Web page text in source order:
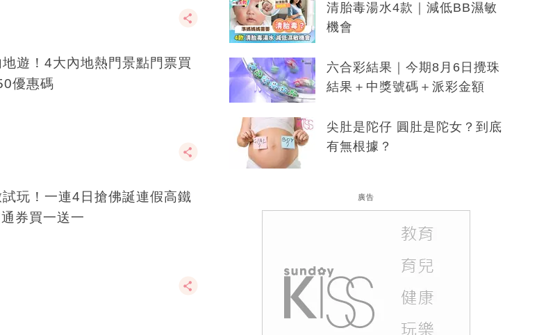
遊！4大內地熱門景點門票買
優惠碼
玩！一連4日搶佛誕連假高鐵
券買一送一
清胎毒湯水4款｜減低BB濕敏
機會
六合彩結果｜今期8月6日攪珠
結果＋中獎號碼＋派彩金額
尖肚是陀仔 圓肚是陀女？到底
有無根據？
廣告